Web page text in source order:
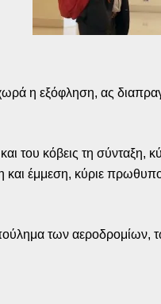
η εξόφληση, ας
του κόβεις τη σύνταξη,
και έμμεση, κύριε
των αεροδρομίων,